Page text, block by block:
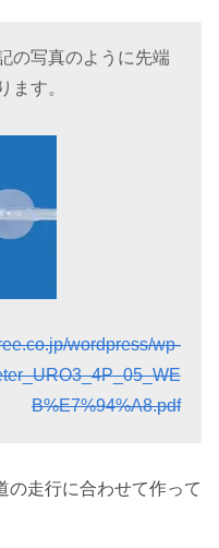
の写真のように先端
ます。
wordpress/wp-
B%E7%94%A8.pdf
の走行に合わせて作って